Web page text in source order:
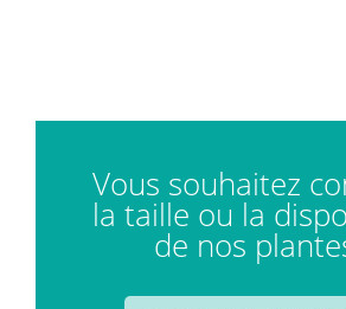
Vous souhaitez
la taille ou la
de nos